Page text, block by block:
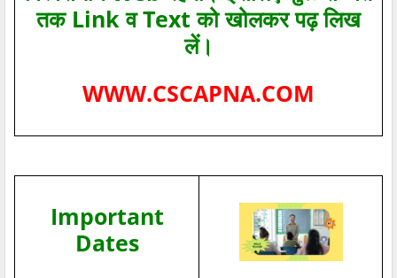
तक Link व Text को खोलकर पढ़ लिख
लें।
WWW.CSCAPNA.COM
Important
Dates